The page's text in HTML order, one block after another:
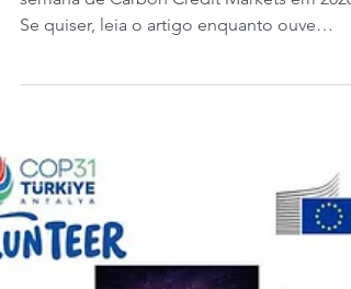
adaptação urbana
semana de Carbon Credit Markets em 2026.
de sua escolha. Créditos de carbono, o
Quênia planeja lançar em 2027 uma bolsa
nacional para negociar créditos a partir do
Registro Nacional de Carbono, mirando até
US$ 5 bilhões em investimentos e liderança